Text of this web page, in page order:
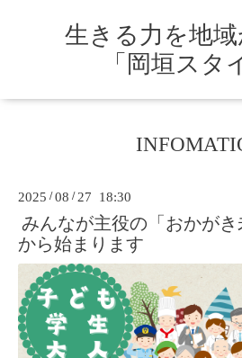
生きる力を地
「岡垣スタ
2025 /08 / 27 18:30
みんなが主役の「おかがき
から始まります